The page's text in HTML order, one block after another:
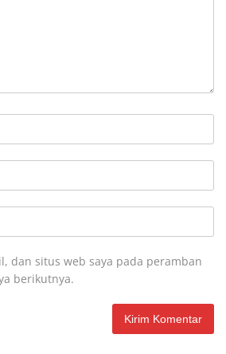
dan situs web saya pada peramban
berikutnya.